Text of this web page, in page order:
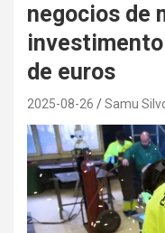
negocios de
de euros
2025-08-26 Samu